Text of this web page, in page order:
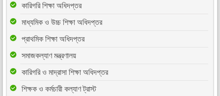
কারিগরি শিক্ষা অধিদপ্তর
মাধ্যমিক ও উচ্চ শিক্ষা অধিদপ্তর
প্রাথমিক শিক্ষা অধিদপ্তর
সমাজকল্যাণ মন্ত্রণালয়
কারিগরি ও মাদ্রাসা শিক্ষা অধিদপ্তর
শিক্ষক ও কর্মচারী কল্যাণ ট্রাস্ট